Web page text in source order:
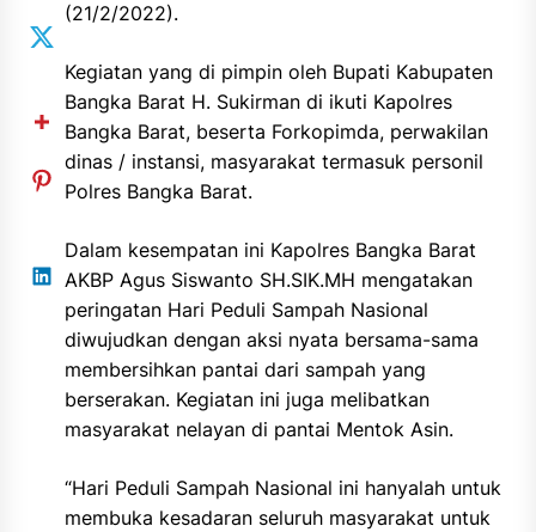
(21/2/2022).
Kegiatan yang di pimpin oleh Bupati Kabupaten
Bangka Barat H. Sukirman di ikuti Kapolres
Bangka Barat, beserta Forkopimda, perwakilan
dinas / instansi, masyarakat termasuk personil
Polres Bangka Barat.
Dalam kesempatan ini Kapolres Bangka Barat
AKBP Agus Siswanto SH.SIK.MH mengatakan
peringatan Hari Peduli Sampah Nasional
diwujudkan dengan aksi nyata bersama-sama
membersihkan pantai dari sampah yang
berserakan. Kegiatan ini juga melibatkan
masyarakat nelayan di pantai Mentok Asin.
“Hari Peduli Sampah Nasional ini hanyalah untuk
membuka kesadaran seluruh masyarakat untuk